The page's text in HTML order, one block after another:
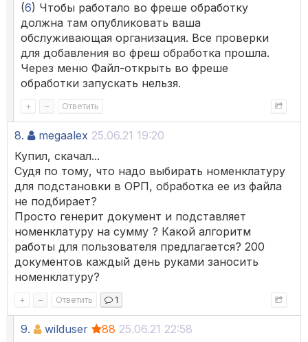
(6) Чтобы работало во фреше обработку
должна там опубликовать ваша
обслуживающая организация. Все проверки
для добавления во фреш обработка прошла.
Через меню Файл-открыть во фреше
обработки запускать нельзя.
+ – Ответить
8. megaalex 25.06.21 19:20
Купил, скачал...
Судя по тому, что надо выбирать номенклатуру
для подстановки в ОРП, обработка ее из файла
не подбирает?
Просто генерит документ и подставляет
номенклатуру на сумму ? Какой алгоритм
работы для пользователя предлагается? 200
документов каждый день руками заносить
номенклатуру?
+ – Ответить 1
9. wilduser 88 25.06.21 22:58